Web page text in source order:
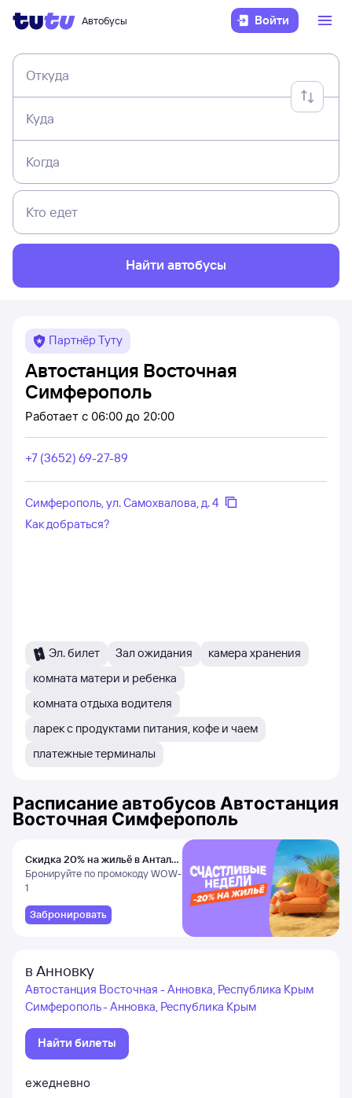
Автобусы Войти
Откуда
Куда
Когда
Кто едет
Найти автобусы
Партнёр Туту
Автостанция Восточная
Симферополь
Работает с 06:00 до 20:00
+7 (3652) 69-27-89
Симферополь, ул. Самохвалова, д. 4
Как добраться?
Эл. билет Зал ожидания
камера хранения
комната матери и ребенка
комната отдыха водителя
ларек с продуктами питания, кофе и чаем
платежные терминалы
Расписание автобусов Автостанция
Восточная Симферополь
Скидка 20% на жильё в Анталье
и Даламане
Бронируйте по промокоду WOW-
1
Забронировать
в Анновку
Автостанция Восточная - Анновка, Республика Крым
Симферополь - Анновка, Республика Крым
Найти билеты
ежедневно